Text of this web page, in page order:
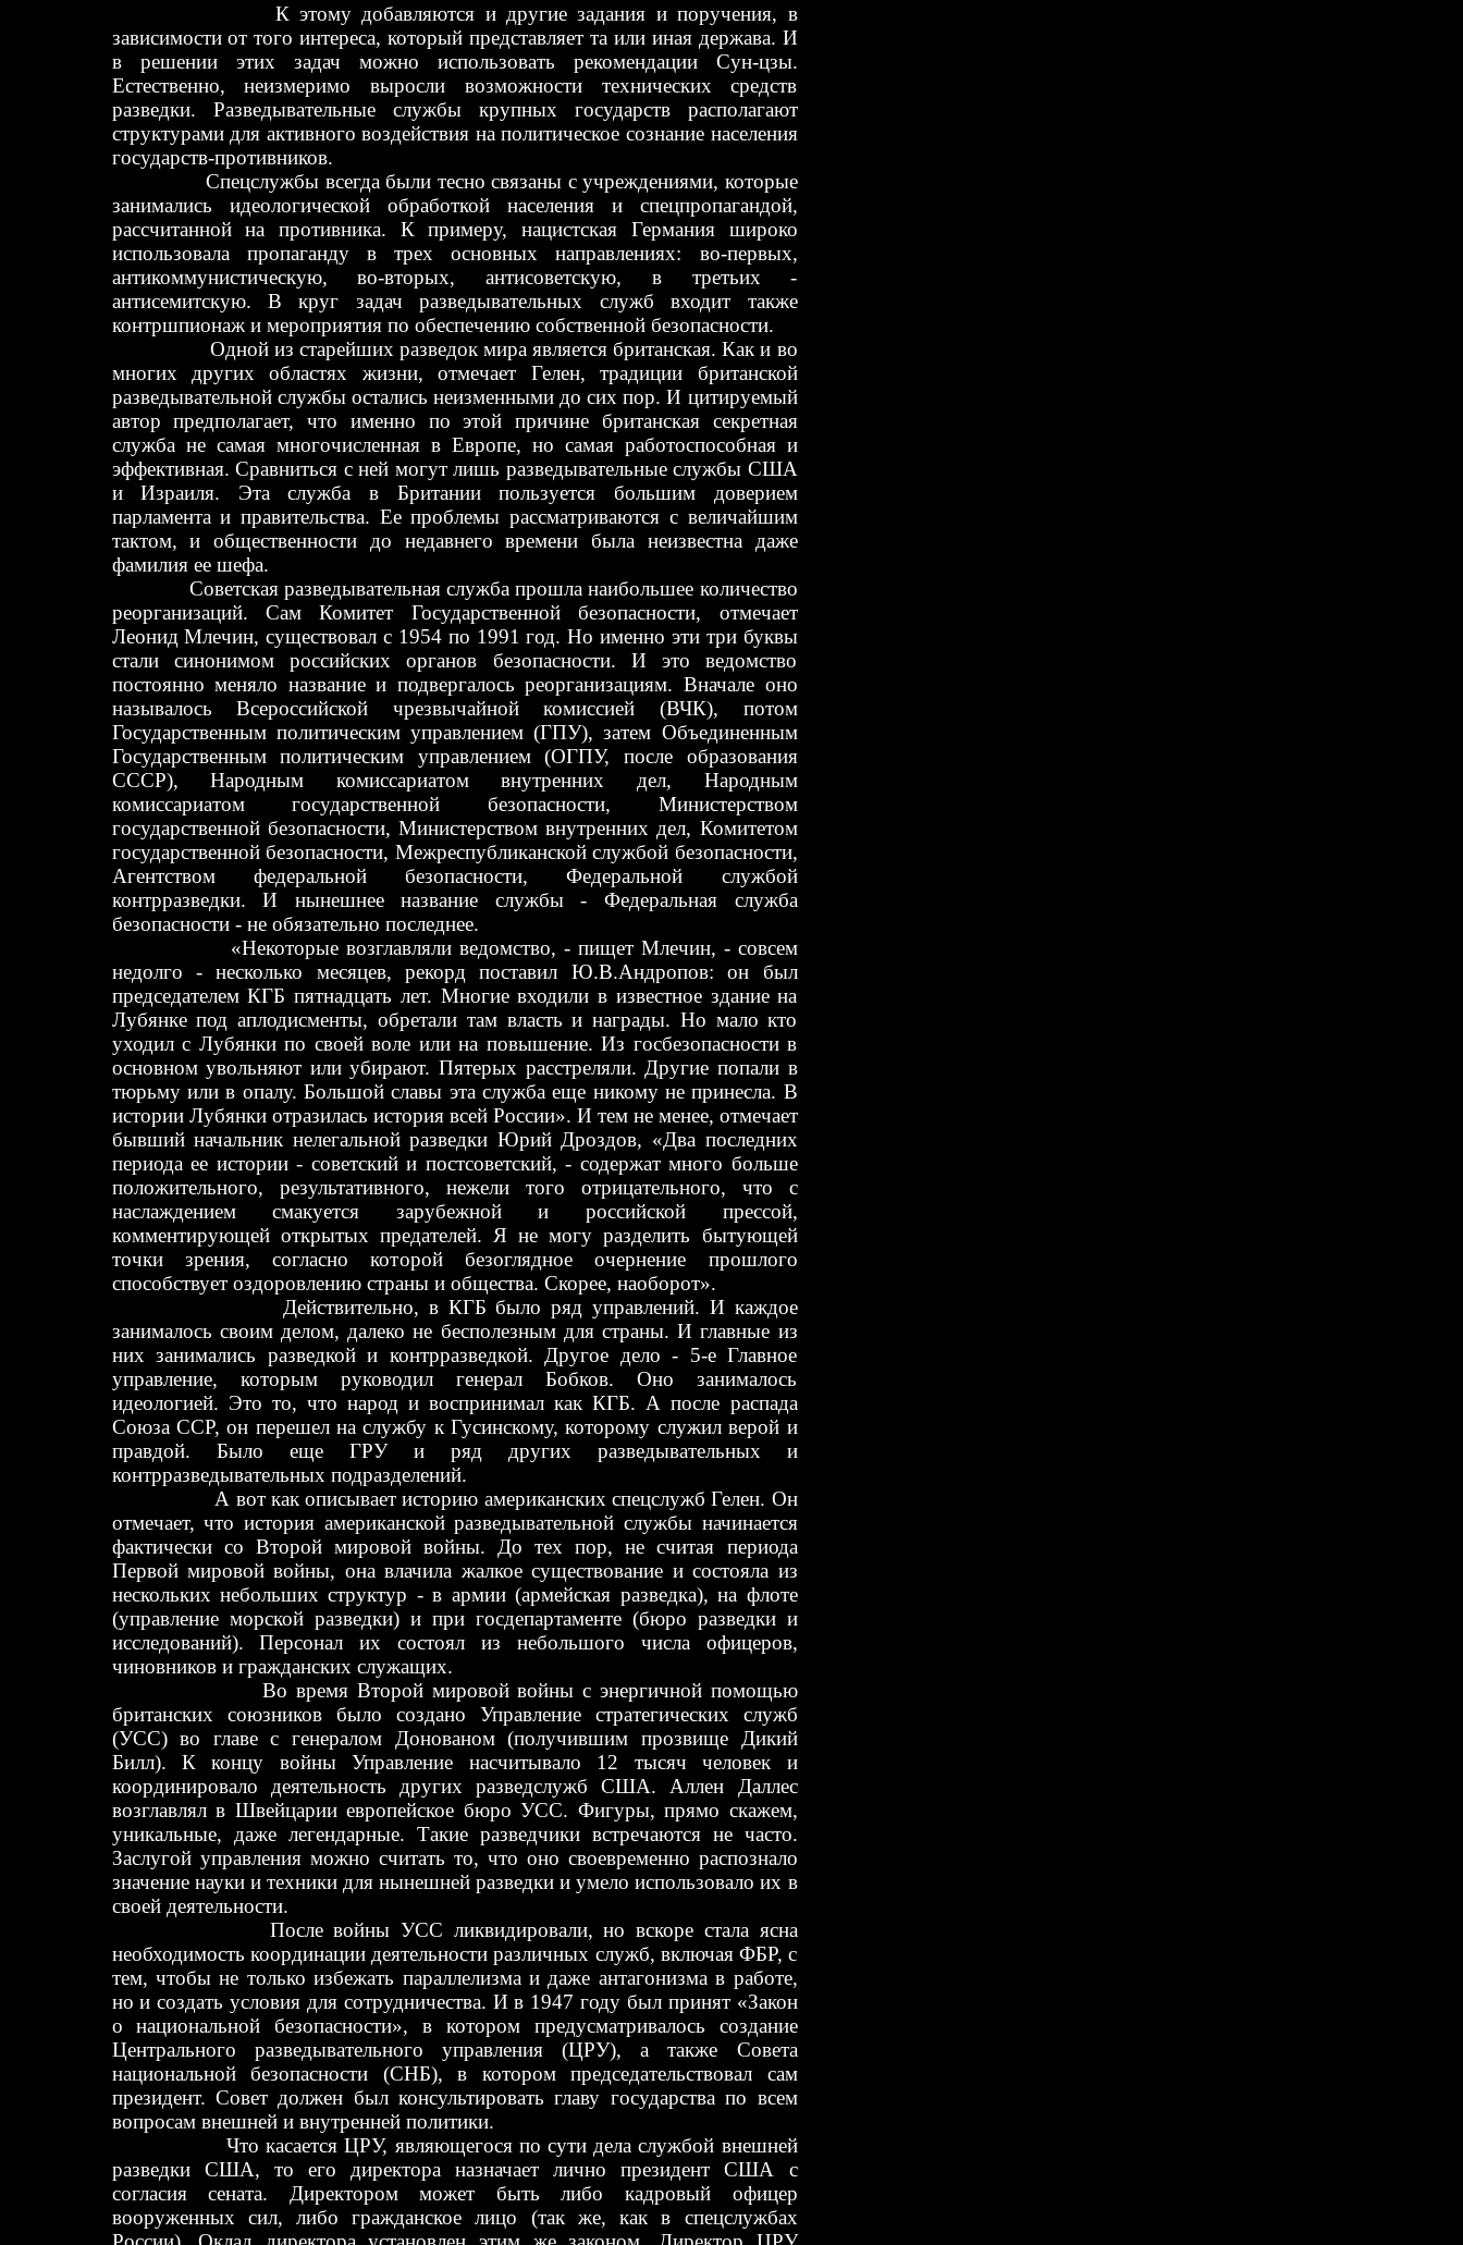
К этому добавляются и другие задания и поручения, в
зависимости от того интереса, который представляет та или иная держава. И
в решении этих задач можно использовать рекомендации Сун-цзы.
Естественно, неизмеримо выросли возможности технических средств
разведки. Разведывательные службы крупных государств располагают
структурами для активного воздействия на политическое сознание населения
государств-противников.
Спецслужбы всегда были тесно связаны с учреждениями, которые
занимались идеологической обработкой населения и спецпропагандой,
рассчитанной на противника. К примеру, нацистская Германия широко
использовала пропаганду в трех основных направлениях: во-первых,
антикоммунистическую, во-вторых, антисоветскую, в третьих -
антисемитскую. В круг задач разведывательных служб входит также
контршпионаж и мероприятия по обеспечению собственной безопасности.
Одной из старейших разведок мира является британская. Как и во
многих других областях жизни, отмечает Гелен, традиции британской
разведывательной службы остались неизменными до сих пор. И цитируемый
автор предполагает, что именно по этой причине британская секретная
служба не самая многочисленная в Европе, но самая работоспособная и
эффективная. Сравниться с ней могут лишь разведывательные службы США
и Израиля. Эта служба в Британии пользуется большим доверием
парламента и правительства. Ее проблемы рассматриваются с величайшим
тактом, и общественности до недавнего времени была неизвестна даже
фамилия ее шефа.
Советская разведывательная служба прошла наибольшее количество
реорганизаций. Сам Комитет Государственной безопасности, отмечает
Леонид Млечин, существовал с 1954 по 1991 год. Но именно эти три буквы
стали синонимом российских органов безопасности. И это ведомство
постоянно меняло название и подвергалось реорганизациям. Вначале оно
называлось Всероссийской чрезвычайной комиссией (ВЧК), потом
Государственным политическим управлением (ГПУ), затем Объединенным
Государственным политическим управлением (ОГПУ, после образования
СССР), Народным комиссариатом внутренних дел, Народным
комиссариатом государственной безопасности, Министерством
государственной безопасности, Министерством внутренних дел, Комитетом
государственной безопасности, Межреспубликанской службой безопасности,
Агентством федеральной безопасности, Федеральной службой
контрразведки. И нынешнее название службы - Федеральная служба
безопасности - не обязательно последнее.
«Некоторые возглавляли ведомство, - пищет Млечин, - совсем
недолго - несколько месяцев, рекорд поставил Ю.В.Андропов: он был
председателем КГБ пятнадцать лет. Многие входили в известное здание на
Лубянке под аплодисменты, обретали там власть и награды. Но мало кто
уходил с Лубянки по своей воле или на повышение. Из госбезопасности в
основном увольняют или убирают. Пятерых расстреляли. Другие попали в
тюрьму или в опалу. Большой славы эта служба еще никому не принесла. В
истории Лубянки отразилась история всей России». И тем не менее, отмечает
бывший начальник нелегальной разведки Юрий Дроздов, «Два последних
периода ее истории - советский и постсоветский, - содержат много больше
положительного, результативного, нежели того отрицательного, что с
наслаждением смакуется зарубежной и российской прессой,
комментирующей открытых предателей. Я не могу разделить бытующей
точки зрения, согласно которой безоглядное очернение прошлого
способствует оздоровлению страны и общества. Скорее, наоборот».
Действительно, в КГБ было ряд управлений. И каждое
занималось своим делом, далеко не бесполезным для страны. И главные из
них занимались разведкой и контрразведкой. Другое дело - 5-е Главное
управление, которым руководил генерал Бобков. Оно занималось
идеологией. Это то, что народ и воспринимал как КГБ. А после распада
Союза ССР, он перешел на службу к Гусинскому, которому служил верой и
правдой. Было еще ГРУ и ряд других разведывательных и
контрразведывательных подразделений.
А вот как описывает историю американских спецслужб Гелен. Он
отмечает, что история американской разведывательной службы начинается
фактически со Второй мировой войны. До тех пор, не считая периода
Первой мировой войны, она влачила жалкое существование и состояла из
нескольких небольших структур - в армии (армейская разведка), на флоте
(управление морской разведки) и при госдепартаменте (бюро разведки и
исследований). Персонал их состоял из небольшого числа офицеров,
чиновников и гражданских служащих.
Во время Второй мировой войны с энергичной помощью
британских союзников было создано Управление стратегических служб
(УСС) во главе с генералом Донованом (получившим прозвище Дикий
Билл). К концу войны Управление насчитывало 12 тысяч человек и
координировало деятельность других разведслужб США. Аллен Даллес
возглавлял в Швейцарии европейское бюро УСС. Фигуры, прямо скажем,
уникальные, даже легендарные. Такие разведчики встречаются не часто.
Заслугой управления можно считать то, что оно своевременно распознало
значение науки и техники для нынешней разведки и умело использовало их в
своей деятельности.
После войны УСС ликвидировали, но вскоре стала ясна
необходимость координации деятельности различных служб, включая ФБР, с
тем, чтобы не только избежать параллелизма и даже антагонизма в работе,
но и создать условия для сотрудничества. И в 1947 году был принят «Закон
о национальной безопасности», в котором предусматривалось создание
Центрального разведывательного управления (ЦРУ), а также Совета
национальной безопасности (СНБ), в котором председательствовал сам
президент. Совет должен был консультировать главу государства по всем
вопросам внешней и внутренней политики.
Что касается ЦРУ, являющегося по сути дела службой внешней
разведки США, то его директора назначает лично президент США с
согласия сената. Директором может быть либо кадровый офицер
вооруженных сил, либо гражданское лицо (так же, как в спецслужбах